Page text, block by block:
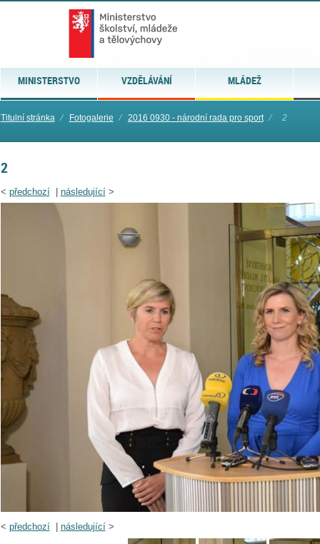
MINISTERSTVO VZDĚLÁVÁNÍ MLÁDEŽ
Titulní stránka ⁄ Fotogalerie ⁄ 2016 0930 - národní rada pro sport ⁄ 2
2
< předchozí| následující>
< předchozí| následující>